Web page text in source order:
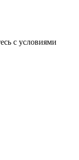
с условиями